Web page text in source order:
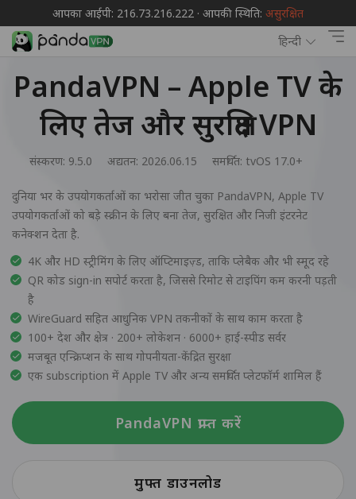
आपका आईपी: 216.73.216.222 · आपकी स्थिति: असुरक्षित
हिन्दी
PandaVPN – Apple TV के
लिए तेज और सुरक्षित VPN
संस्करण: 9.5.0 अद्यतन: 2026.06.15 समर्थित: tvOS 17.0+
दुनिया भर के उपयोगकर्ताओं का भरोसा जीत चुका PandaVPN, Apple TV
उपयोगकर्ताओं को बड़े स्क्रीन के लिए बना तेज, सुरक्षित और निजी इंटरनेट
कनेक्शन देता है.
4K और HD स्ट्रीमिंग के लिए ऑप्टिमाइज़्ड, ताकि प्लेबैक और भी स्मूद रहे
QR कोड sign-in सपोर्ट करता है, जिससे रिमोट से टाइपिंग कम करनी पड़ती
है
WireGuard सहित आधुनिक VPN तकनीकों के साथ काम करता है
100+ देश और क्षेत्र · 200+ लोकेशन · 6000+ हाई-स्पीड सर्वर
मजबूत एन्क्रिप्शन के साथ गोपनीयता-केंद्रित सुरक्षा
एक subscription में Apple TV और अन्य समर्थित प्लेटफॉर्म शामिल हैं
PandaVPN प्राप्त करें
मुफ्त डाउनलोड